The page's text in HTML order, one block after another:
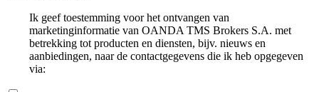
Ik geef toestemming voor het ontvangen van
marketinginformatie van OANDA TMS Brokers S.A. met
betrekking tot producten en diensten, bijv. nieuws en
aanbiedingen, naar de contactgegevens die ik heb opgegeven
via: